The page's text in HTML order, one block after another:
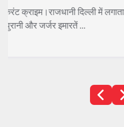
नोएडा। करंट क्राइम। के रबूपुरा
व्यापारी और उनके बेटे के साथ ...